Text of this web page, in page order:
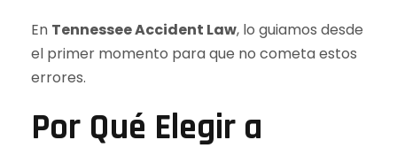
En Tennessee Accident Law, lo guiamos desde
el primer momento para que no cometa estos
errores.
Por Qué Elegir a